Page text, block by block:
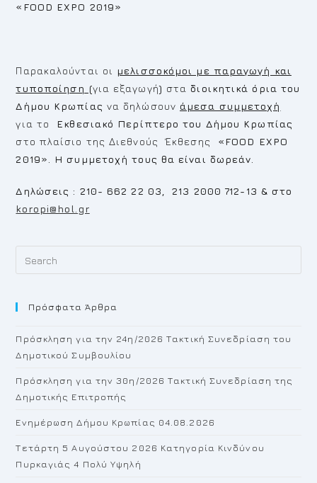
« FOOD EXPO 2019»
Παρακαλούνται οι μελισσοκόμοι με παραγωγή και
τυποποίηση (για εξαγωγή) σταδιοικητικά όρια του
Δήμου Κρωπίας να δηλώσουνάμεσα συμμετοχή
για το Εκθεσιακό Περίπτερο του Δήμου Κρωπίας
στο πλαίσιο της Διεθνούς Έκθεσης «FOOD EXPO
2019». Η συμμετοχή τους θα είναι δωρεάν.
Δηλώσεις : 210- 662 22 03, 213 2000 712-13 & στο
koropi@hol.gr
Πρόσφατα Άρθρα
Πρόσκληση για την 24η/2026 Τακτική Συνεδρίαση του
Δημοτικού Συμβουλίου
Πρόσκληση για την 30η/2026 Τακτική Συνεδρίαση της
Δημοτικής Επιτροπής
Ενημέρωση Δήμου Κρωπίας 04.08.2026
Τετάρτη 5 Αυγούστου 2026 Κατηγορία Κινδύνου
Πυρκαγιάς 4 Πολύ Υψηλή